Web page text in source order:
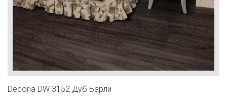
Decoria DW 3152 Дуб Барли